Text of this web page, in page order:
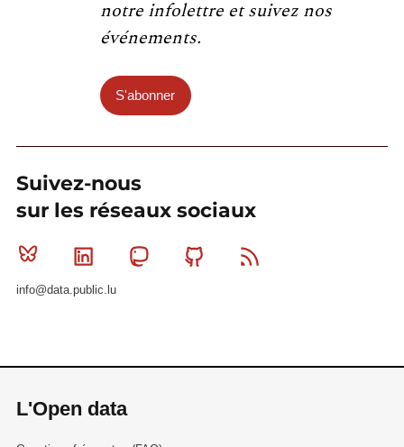
notre infolettre et suivez nos
événements.
S'abonner
Suivez-nous
sur les réseaux sociaux
Bluesky Linkedin MastodonGithub
info@data.public.lu
L'Open data